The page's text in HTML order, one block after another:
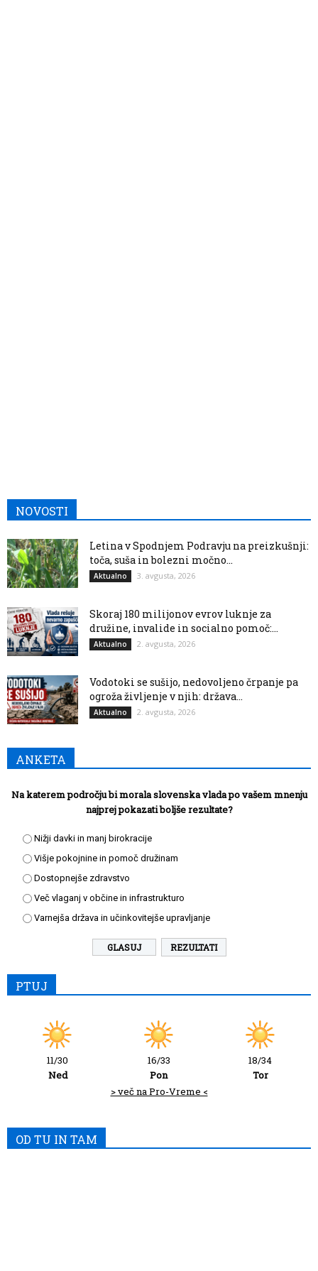
NOVOSTI
Letina v Spodnjem Podravju na preizkušnji:
toča, suša in bolezni močno...
Aktualno 3. avgusta, 2026
Skoraj 180 milijonov evrov luknje za
družine, invalide in socialno pomoč:...
Aktualno 2. avgusta, 2026
Vodotoki se sušijo, nedovoljeno črpanje pa
ogroža življenje v njih: država...
Aktualno 2. avgusta, 2026
ANKETA
Na katerem področju bi morala slovenska vlada po vašem mnenju
najprej pokazati boljše rezultate?
Nižji davki in manj birokracije
Višje pokojnine in pomoč družinam
Dostopnejše zdravstvo
Več vlaganj v občine in infrastrukturo
Varnejša država in učinkovitejše upravljanje
REZULTATI
PTUJ
11/30
Ned
16/33
Pon
18/34
Tor
> več na Pro-Vreme <
OD TU IN TAM